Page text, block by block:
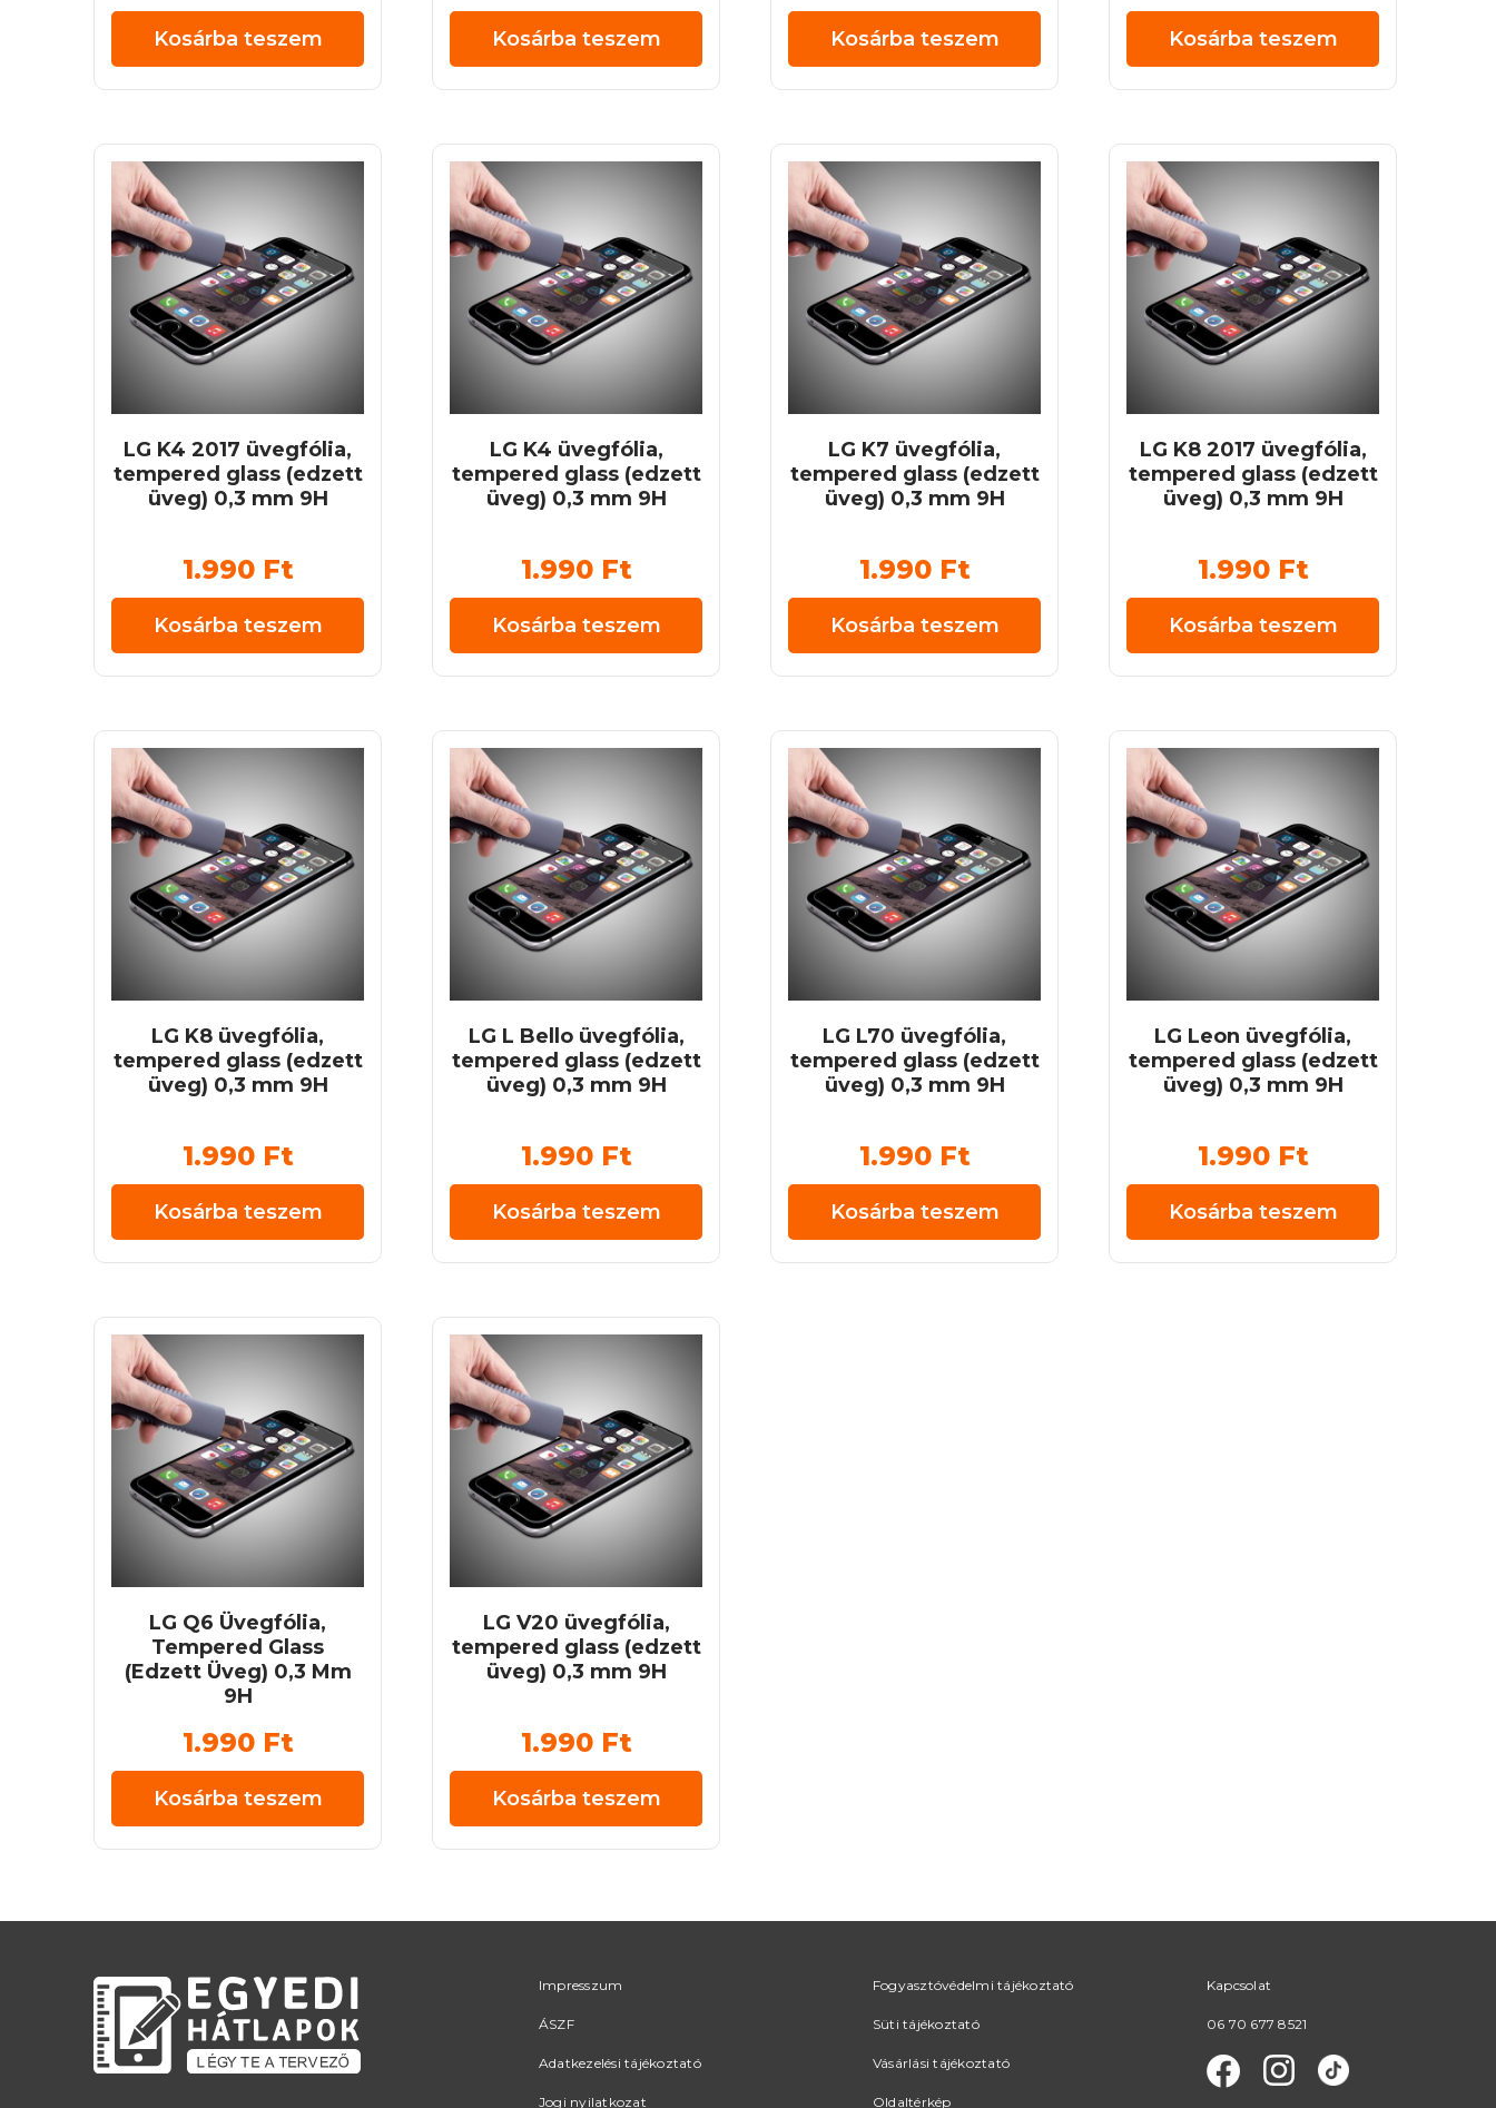
Kosárba teszem Kosárba teszem Kosárba teszem Kosárba teszem
LG K4 2017 üvegfólia,
tempered glass (edzett
üveg) 0,3 mm 9H
1.990 Ft
Kosárba teszem
LG K4 üvegfólia,
tempered glass (edzett
üveg) 0,3 mm 9H
1.990 Ft
Kosárba teszem
LG K7 üvegfólia,
tempered glass (edzett
üveg) 0,3 mm 9H
1.990 Ft
Kosárba teszem
LG K8 2017 üvegfólia,
tempered glass (edzett
üveg) 0,3 mm 9H
1.990 Ft
Kosárba teszem
LG K8 üvegfólia,
tempered glass (edzett
üveg) 0,3 mm 9H
1.990 Ft
Kosárba teszem
LG L Bello üvegfólia,
tempered glass (edzett
üveg) 0,3 mm 9H
1.990 Ft
Kosárba teszem
LG L70 üvegfólia,
tempered glass (edzett
üveg) 0,3 mm 9H
1.990 Ft
Kosárba teszem
LG Leon üvegfólia,
tempered glass (edzett
üveg) 0,3 mm 9H
1.990 Ft
Kosárba teszem
LG Q6 Üvegfólia,
Tempered Glass
(Edzett Üveg) 0,3 Mm
9H
1.990 Ft
Kosárba teszem
LG V20 üvegfólia,
tempered glass (edzett
üveg) 0,3 mm 9H
1.990 Ft
Kosárba teszem
Impresszum
ÁSZF
Adatkezelési tájékoztató
Jogi nyilatkozat
Fogyasztóvédelmi tájékoztató
Süti tájékoztató
Vásárlási tájékoztató
Oldaltérkép
Kapcsolat
06 70 677 8521